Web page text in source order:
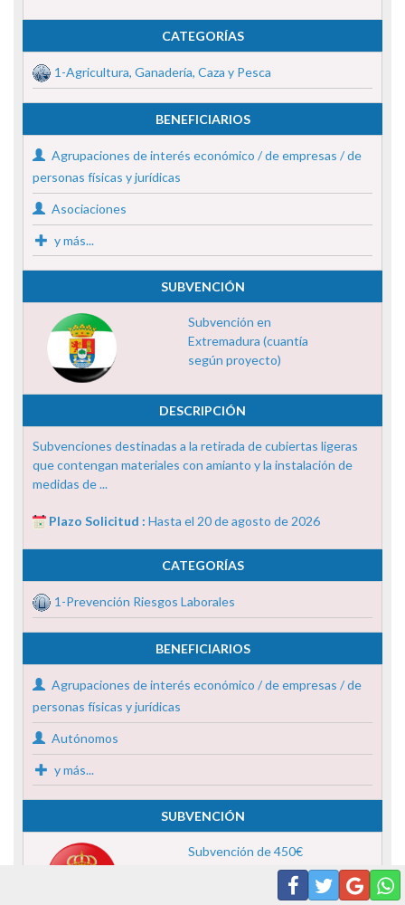
CATEGORÍAS
1-Agricultura, Ganadería, Caza y Pesca
BENEFICIARIOS
Agrupaciones de interés económico / de empresas / de
personas físicas y jurídicas
Asociaciones
y más...
SUBVENCIÓN
Subvención en
Extremadura (cuantía
según proyecto)
DESCRIPCIÓN
Subvenciones destinadas a la retirada de cubiertas ligeras
que contengan materiales con amianto y la instalación de
medidas de ...
Plazo Solicitud : Hasta el 20 de agosto de 2026
CATEGORÍAS
1-Prevención Riesgos Laborales
BENEFICIARIOS
Agrupaciones de interés económico / de empresas / de
personas físicas y jurídicas
Autónomos
y más...
SUBVENCIÓN
Subvención de 450€
(Aprox) en Navarra